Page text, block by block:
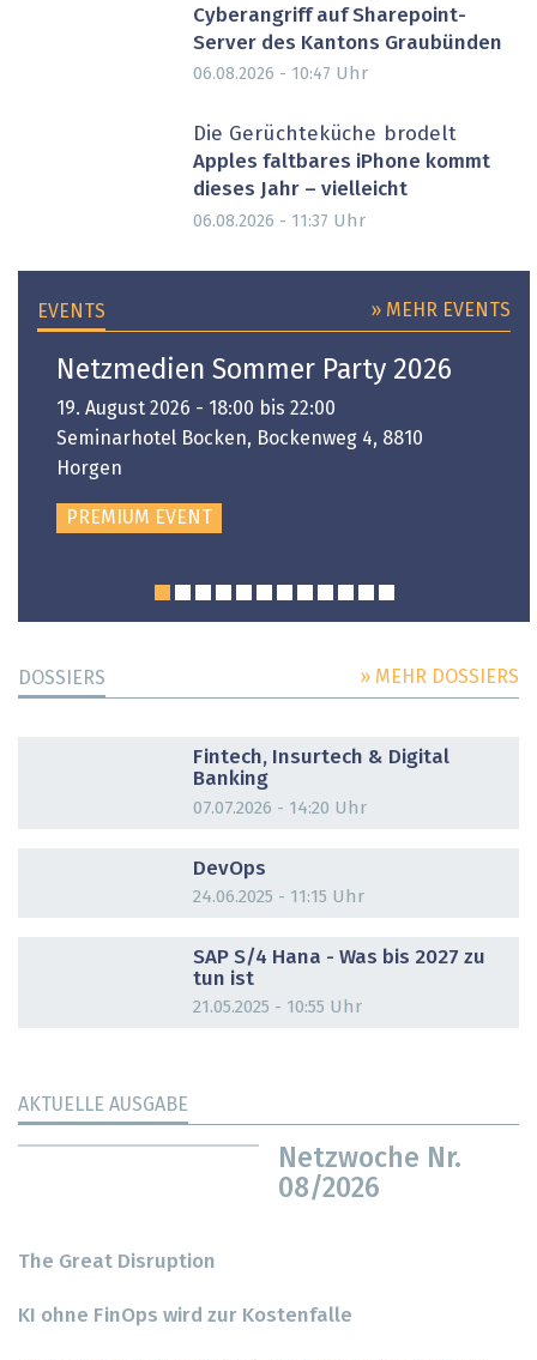
Cyberangriff auf Sharepoint-
Server des Kantons Graubünden
06.08.2026 - 10:47 Uhr
Die Gerüchteküche brodelt
Apples faltbares iPhone kommt
dieses Jahr – vielleicht
06.08.2026 - 11:37 Uhr
EVENTS » MEHR EVENTS
Netzmedien Sommer Party 2026
19. August 2026 - 18:00 bis 22:00
Seminarhotel Bocken, Bockenweg 4, 8810
Horgen
PREMIUM EVENT
DOSSIERS » MEHR DOSSIERS
Fintech, Insurtech & Digital
Banking
07.07.2026 - 14:20 Uhr
DevOps
24.06.2025 - 11:15 Uhr
SAP S/4 Hana - Was bis 2027 zu
tun ist
21.05.2025 - 10:55 Uhr
AKTUELLE AUSGABE
Netzwoche Nr.
08/2026
The Great Disruption
KI ohne FinOps wird zur Kostenfalle